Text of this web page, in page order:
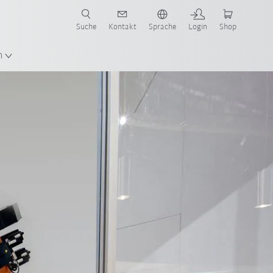
Suche Kontakt Sprache Login Shop